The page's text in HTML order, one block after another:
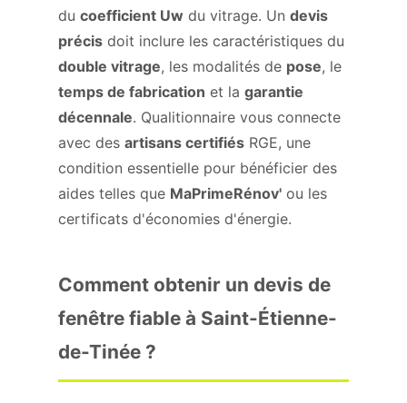
du coefficient Uw du vitrage. Un devis
précis doit inclure les caractéristiques du
double vitrage, les modalités de pose, le
temps de fabrication et la garantie
décennale. Qualitionnaire vous connecte
avec des artisans certifiés RGE, une
condition essentielle pour bénéficier des
aides telles que MaPrimeRénov' ou les
certificats d'économies d'énergie.
Comment obtenir un devis de
fenêtre fiable à Saint-Étienne-
de-Tinée ?